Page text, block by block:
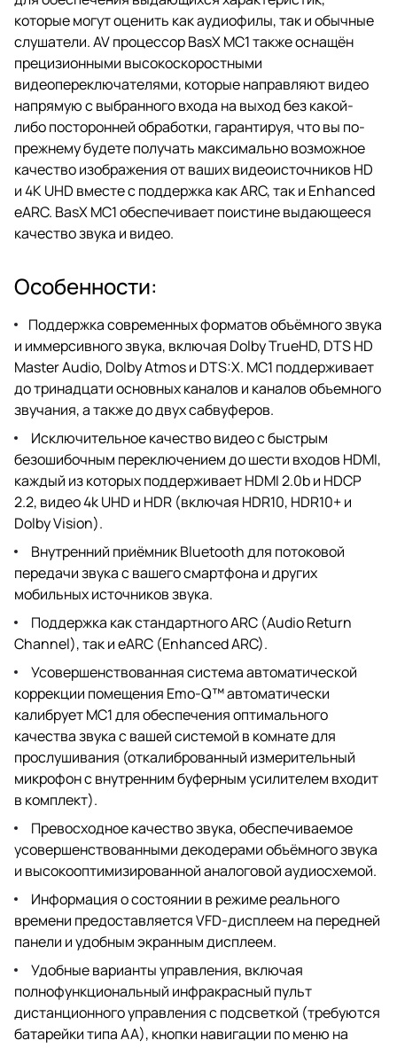
которые могут оценить как аудиофилы, так и обычные
слушатели. AV процессор BasX MC1 также оснащён
прецизионными высокоскоростными
видеопереключателями, которые направляют видео
напрямую с выбранного входа на выход без какой-
либо посторонней обработки, гарантируя, что вы по-
прежнему будете получать максимально возможное
качество изображения от ваших видеоисточников HD
и 4K UHD вместе с поддержка как ARC, так и Enhanced
eARC. BasX MC1 обеспечивает поистине выдающееся
качество звука и видео.
Особенности:
Поддержка современных форматов объёмного звука
и иммерсивного звука, включая Dolby TrueHD, DTS HD
Master Audio, Dolby Atmos и DTS:X. MC1 поддерживает
до тринадцати основных каналов и каналов объемного
звучания, а также до двух сабвуферов.
Исключительное качество видео с быстрым
безошибочным переключением до шести входов HDMI,
каждый из которых поддерживает HDMI 2.0b и HDCP
2.2, видео 4k UHD и HDR (включая HDR10, HDR10+ и
Dolby Vision).
Внутренний приёмник Bluetooth для потоковой
передачи звука с вашего смартфона и других
мобильных источников звука.
Поддержка как стандартного ARC (Audio Return
Channel), так и eARC (Enhanced ARC).
Усовершенствованная система автоматической
коррекции помещения Emo-Q™ автоматически
калибрует MC1 для обеспечения оптимального
качества звука с вашей системой в комнате для
прослушивания (откалиброванный измерительный
микрофон с внутренним буферным усилителем входит
в комплект).
Превосходное качество звука, обеспечиваемое
усовершенствованными декодерами объёмного звука
и высокооптимизированной аналоговой аудиосхемой.
Информация о состоянии в режиме реального
времени предоставляется VFD-дисплеем на передней
панели и удобным экранным дисплеем.
Удобные варианты управления, включая
полнофункциональный инфракрасный пульт
дистанционного управления с подсветкой (требуются
батарейки типа АА), кнопки навигации по меню на